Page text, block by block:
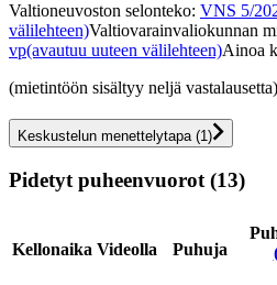
Valtioneuvoston selonteko: VNS 5/
välilehteen)Valtiovarainvaliokunnan
vp(avautuu uuteen välilehteen)Ainoa
(mietintöön sisältyy neljä vastalausetta)
Keskustelun menettelytapa(1)
Pidetyt puheenvuorot (13)
Kellonaika Videolla Puhuja